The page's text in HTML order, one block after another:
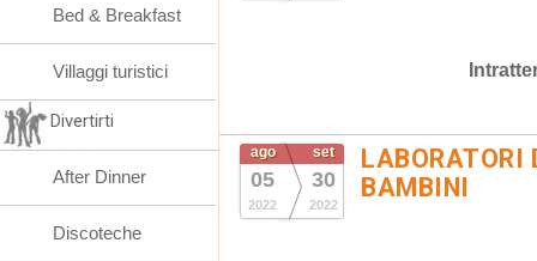
ago
05
2022
set
30
2022
LABORATORI
BAMBINI
Bed & Breakfast
Villaggi turistici
Divertirti
After Dinner
Discoteche